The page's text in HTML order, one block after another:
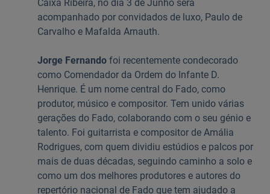
Caixa Ribeira, no dia 3 de Junho será
acompanhado por convidados de luxo, Paulo de
Carvalho e Mafalda Arnauth.
Jorge Fernando foi recentemente condecorado
como Comendador da Ordem do Infante D.
Henrique. É um nome central do Fado, como
produtor, músico e compositor. Tem unido várias
gerações do Fado, colaborando com o seu génio e
talento. Foi guitarrista e compositor de Amália
Rodrigues, com quem dividiu estúdios e palcos por
mais de duas décadas, seguindo caminho a solo e
como um dos melhores produtores e autores do
repertório nacional de Fado que tem ajudado a